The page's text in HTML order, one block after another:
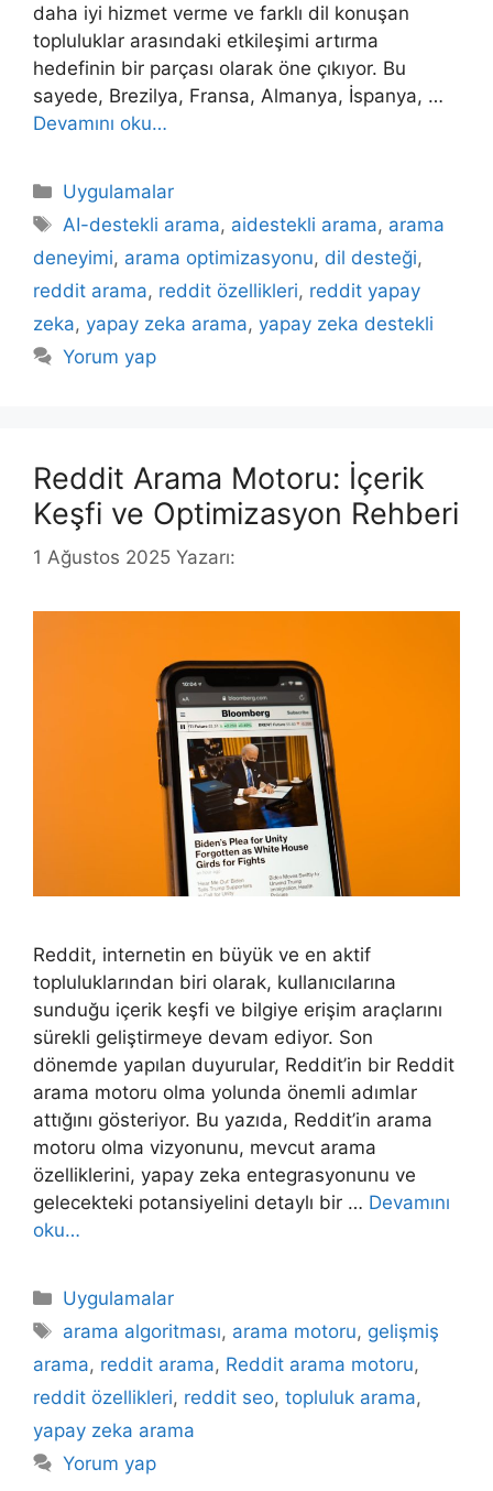
daha iyi hizmet verme ve farklı dil konuşan
topluluklar arasındaki etkileşimi artırma
hedefinin bir parçası olarak öne çıkıyor. Bu
sayede, Brezilya, Fransa, Almanya, İspanya, …
Devamını oku…
Kategoriler
Uygulamalar
Etiketler
AI-destekli arama, aidestekli arama, arama
deneyimi, arama optimizasyonu, dil desteği,
reddit arama, reddit özellikleri, reddit yapay
zeka, yapay zeka arama, yapay zeka destekli
Yorum yap
Reddit Arama Motoru: İçerik
Keşfi ve Optimizasyon Rehberi
1 Ağustos 2025 Yazarı:
Reddit, internetin en büyük ve en aktif
topluluklarından biri olarak, kullanıcılarına
sunduğu içerik keşfi ve bilgiye erişim araçlarını
sürekli geliştirmeye devam ediyor. Son
dönemde yapılan duyurular, Reddit’in bir Reddit
arama motoru olma yolunda önemli adımlar
attığını gösteriyor. Bu yazıda, Reddit’in arama
motoru olma vizyonunu, mevcut arama
özelliklerini, yapay zeka entegrasyonunu ve
gelecekteki potansiyelini detaylı bir … Devamını
oku…
Kategoriler
Uygulamalar
Etiketler
arama algoritması, arama motoru, gelişmiş
arama, reddit arama, Reddit arama motoru,
reddit özellikleri, reddit seo, topluluk arama,
yapay zeka arama
Yorum yap